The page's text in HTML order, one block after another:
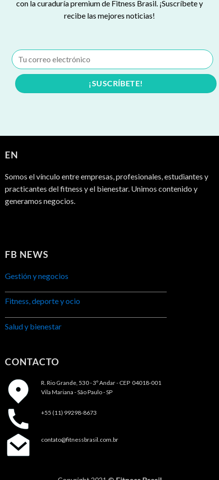
con la curaduría premium de Fitness Brasil. ¡Suscríbete y
recibe las mejores noticias!
EN
Somos el vínculo entre empresas, profesionales, estudiantes y
practicantes del fitness y el bienestar. Unimos contenido y
generamos negocios.
FB NEWS
Gestión y negocios
Fitness, deporte y ocio
Salud y bienestar
CONTACTO
R. Rio Grande, 530 - 3º Andar - CEP 04018-001
Vila Mariana - São Paulo - SP
+55 (11) 99298-8673
contato@fitnessbrasil.com.br